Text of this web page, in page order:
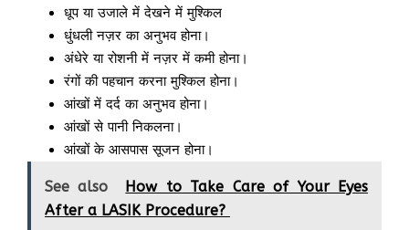
धूप या उजाले में देखने में मुश्किल
धुंधली नज़र का अनुभव होना।
अंधेरे या रोशनी में नज़र में कमी होना।
रंगों की पहचान करना मुश्किल होना।
आंखों में दर्द का अनुभव होना।
आंखों से पानी निकलना।
आंखों के आसपास सूजन होना।
See also
How to Take Care of Your Eyes
After a LASIK Procedure?